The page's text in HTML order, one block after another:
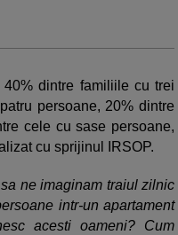
40% dintre familiile cu trei
persoane, 20% dintre
cele cu sase persoane,
cu sprijinul IRSOP.
ne imaginam traiul zilnic
intr-un apartament
acesti oameni? Cum